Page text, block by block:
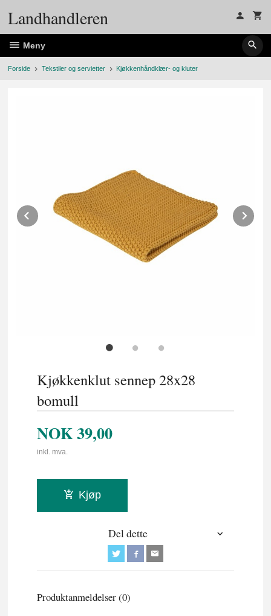
Landhandleren
Meny
Forside Tekstiler og servietter Kjøkkenhåndklær- og kluter
Prev
Kjøkkenklut sennep 28x28
bomull
NOK39,00
inkl. mva.
Kjøp
Del dette
Produktanmeldelser (0)